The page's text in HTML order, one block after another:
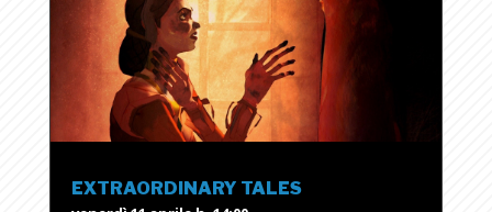
EXTRAORDINARY TALES